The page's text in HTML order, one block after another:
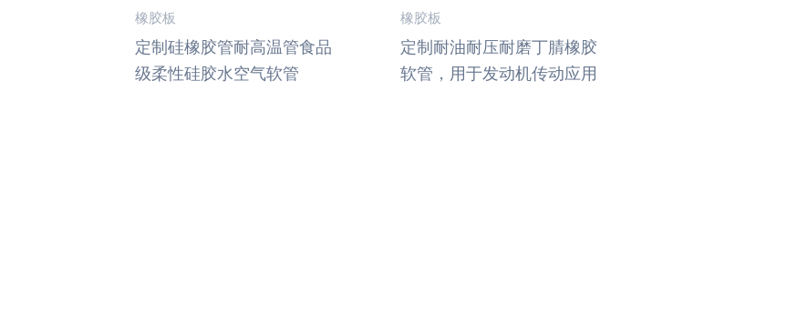
橡胶板
定制硅橡胶管耐高温管食品
级柔性硅胶水空气软管
橡胶板
定制耐油耐压耐磨丁腈橡胶
软管，用于发动机传动应用